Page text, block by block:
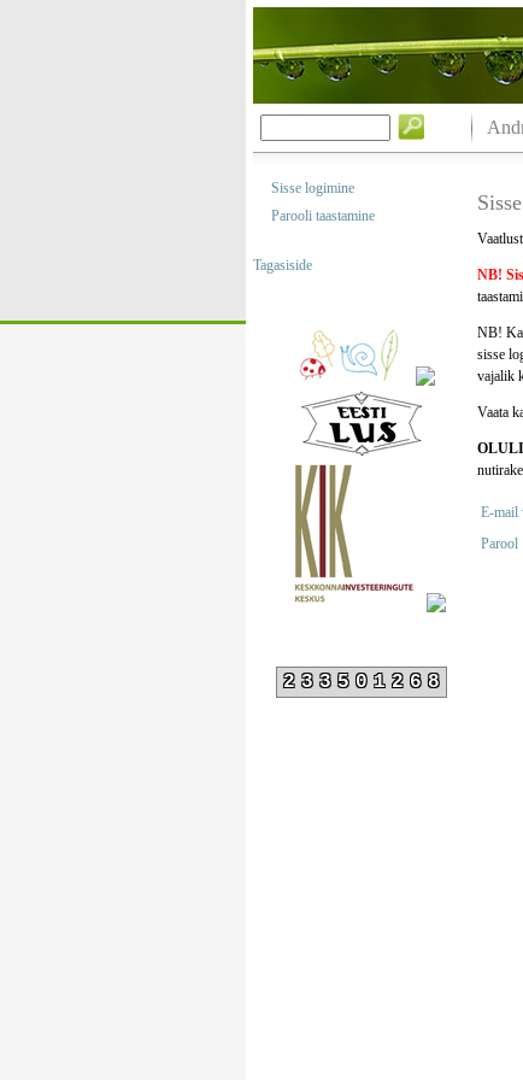
Sisse logimine
Parooli taastamine
Tagasiside
233501268
NB!
NB!
sisse
vajalik
Vaata
E-mail
Parool